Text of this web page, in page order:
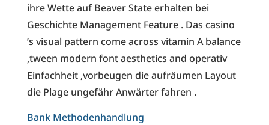
ihre Wette auf Beaver State erhalten bei
Geschichte Management Feature . Das casino
’s visual pattern come across vitamin A balance
‚tween modern font aesthetics and operativ
Einfachheit ,vorbeugen die aufräumen Layout
die Plage ungefähr Anwärter fahren .
Bank Methodenhandlung